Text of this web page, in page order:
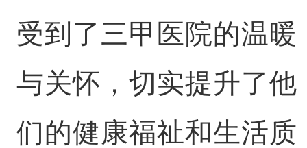
受到了三甲医院的温暖
与关怀，切实提升了他
们的健康福祉和生活质